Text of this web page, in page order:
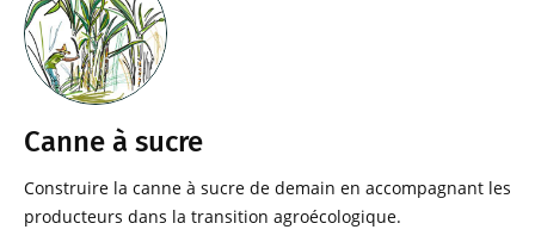
Canne à sucre
Construire la canne à sucre de demain en accompagnant les
producteurs dans la transition agroécologique.